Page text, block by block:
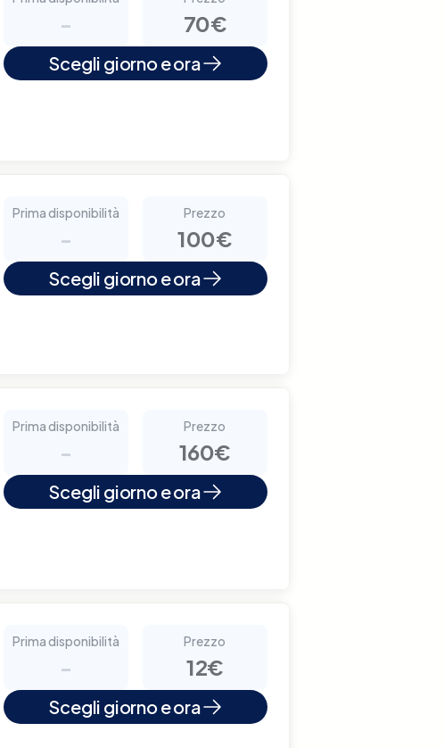
- 70€
Scegli giorno e ora
Prima disponibilità
-
Prezzo
100€
Scegli giorno e ora
Prima disponibilità
-
Prezzo
160€
Scegli giorno e ora
Prima disponibilità
-
Prezzo
12€
Scegli giorno e ora